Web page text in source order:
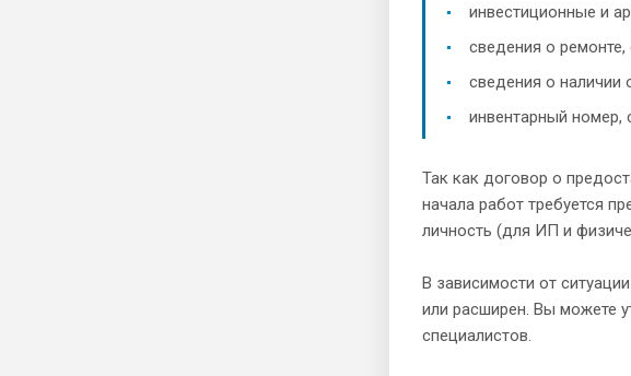
инвестиционные и
сведения о ремонте,
сведения о наличии
инвентарный номер,
Так как договор о
начала работ требуется
личность (для ИП и
В зависимости от
или расширен. Вы можете
специалистов.